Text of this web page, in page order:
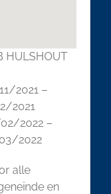
HULSHOUT
2021 –
2021
2022 –
2022
alle
en